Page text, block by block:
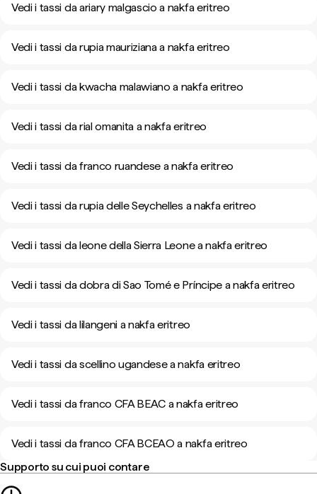
Vedi i tassi da ariary malgascio a nakfa eritreo
Vedi i tassi da rupia mauriziana a nakfa eritreo
Vedi i tassi da kwacha malawiano a nakfa eritreo
Vedi i tassi da rial omanita a nakfa eritreo
Vedi i tassi da franco ruandese a nakfa eritreo
Vedi i tassi da rupia delle Seychelles a nakfa eritreo
Vedi i tassi da leone della Sierra Leone a nakfa eritreo
Vedi i tassi da dobra di Sao Tomé e Príncipe a nakfa eritreo
Vedi i tassi da lilangeni a nakfa eritreo
Vedi i tassi da scellino ugandese a nakfa eritreo
Vedi i tassi da franco CFA BEAC a nakfa eritreo
Vedi i tassi da franco CFA BCEAO a nakfa eritreo
Supporto su cui puoi contare